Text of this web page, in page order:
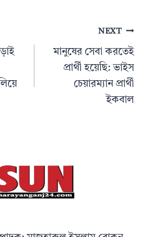
NEXT
মানুষের সেবা করতেই
প্রার্থী হয়েছি: ভাইস
চেয়ারম্যান প্রার্থী
ইকবাল